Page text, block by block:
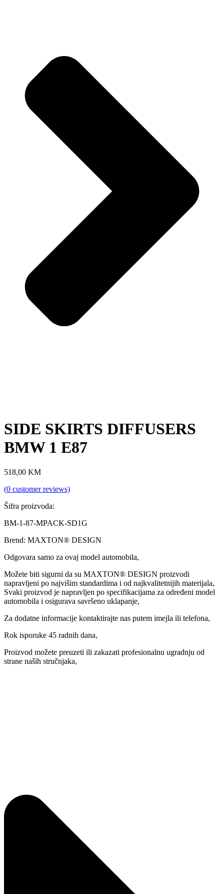
SIDE SKIRTS DIFFUSERS
BMW 1 E87
518,00 KM
(0 customer reviews)
Šifra proizvoda:
BM-1-87-MPACK-SD1G
Brend: MAXTON® DESIGN
Odgovara samo za ovaj model automobila,
Možete biti sigurni da su MAXTON® DESIGN proizvodi
napravljeni po najvišim standardima i od najkvalitetnijih materijala,
Svaki proizvod je napravljen po specifikacijama za određeni model
automobila i osigurava savršeno uklapanje,
Za dodatne informacije kontaktirajte nas putem imejla ili telefona,
Rok isporuke 45 radnih dana,
Proizvod možete preuzeti ili zakazati profesionalnu ugradnju od
strane naših stručnjaka,